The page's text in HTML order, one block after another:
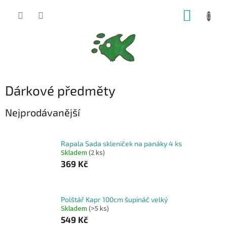
Dárkové předměty
Nejprodávanější
Rapala Sada skleniček na panáky 4 ks
Skladem (2 ks)
369 Kč
Polštář Kapr 100cm šupináč velký
Skladem (>5 ks)
549 Kč